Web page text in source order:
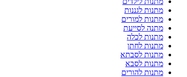
מתנות לגננות
מתנות למורים
מתנה לסייעת
מתנות לכלה
מתנות לחתן
מתנות לסבתא
מתנות לסבא
מתנות להורים